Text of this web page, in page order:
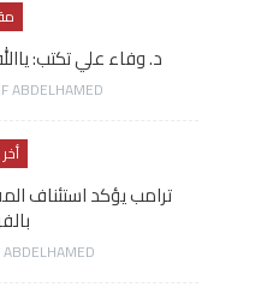
د. وفاء علي تكتب:
ترامب يؤكد استئناف